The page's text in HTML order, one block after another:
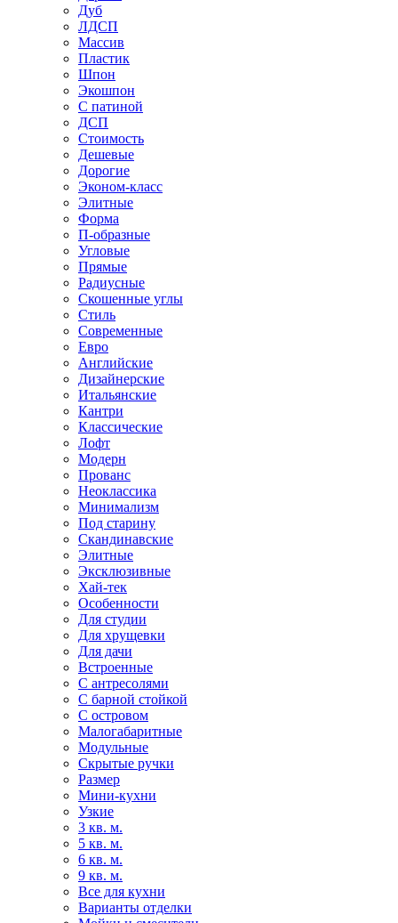
Дуб
ЛДСП
Массив
Пластик
Шпон
Экошпон
С патиной
ДСП
Стоимость
Дешевые
Дорогие
Эконом-класс
Элитные
Форма
П-образные
Угловые
Прямые
Радиусные
Скошенные углы
Стиль
Современные
Евро
Английские
Дизайнерские
Итальянские
Кантри
Классические
Лофт
Модерн
Прованс
Неоклассика
Минимализм
Под старину
Скандинавские
Элитные
Эксклюзивные
Хай-тек
Особенности
Для студии
Для хрущевки
Для дачи
Встроенные
С антресолями
С барной стойкой
С островом
Малогабаритные
Модульные
Скрытые ручки
Размер
Мини-кухни
Узкие
3 кв. м.
5 кв. м.
6 кв. м.
9 кв. м.
Все для кухни
Варианты отделки